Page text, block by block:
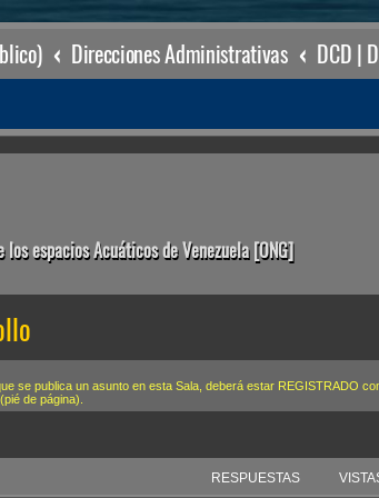
Direcciones Administrativas
espacios Acuáticos de Venezuela [ONG]
se publica un asunto en esta Sala, deberá estar REGISTRADO
de página).
RESPUESTAS